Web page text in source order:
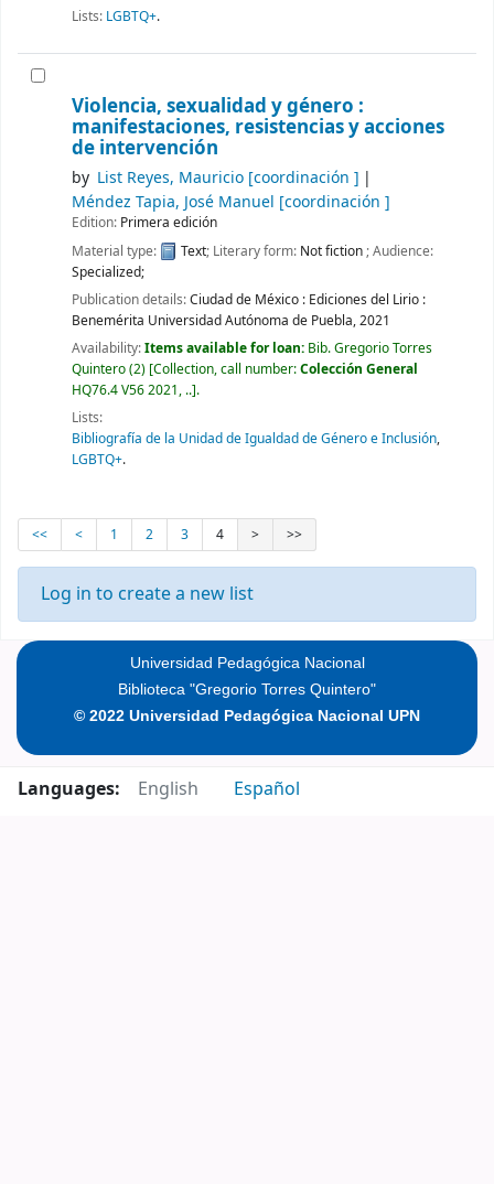
Lists: LGBTQ+.
Violencia, sexualidad y género :
manifestaciones, resistencias y acciones
de intervención
by List Reyes, Mauricio [coordinación ]
Méndez Tapia, José Manuel [coordinación ]
Edition: Primera edición
Material type:
Text; Literary form: Not fiction ; Audience:
Specialized;
Publication details:Ciudad de México : Ediciones del Lirio :
Benemérita Universidad Autónoma de Puebla,2021
Availability:Items available for loan: Bib. Gregorio Torres
Quintero(2) Collection, call number:Colección General
HQ76.4 V56 2021, .. .
Lists:
Bibliografía de la Unidad de Igualdad de Género e Inclusión,
LGBTQ+.
<< < 1 2 3 4 > >>
Log in to create a new list
Universidad Pedagógica Nacional
Biblioteca "Gregorio Torres Quintero"
© 2022 Universidad Pedagógica Nacional UPN
Languages: English Español